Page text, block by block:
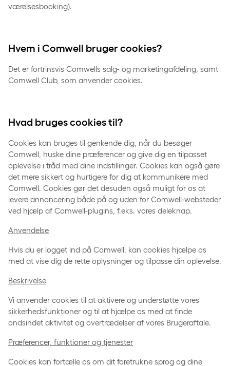
værelsesbooking).
Hvem i Comwell bruger cookies?
Det er fortrinsvis Comwells salg- og marketingafdeling, samt
Comwell Club, som anvender cookies.
Hvad bruges cookies til?
Cookies kan bruges til genkende dig, når du besøger
Comwell, huske dine præferencer og give dig en tilpasset
oplevelse i tråd med dine indstillinger. Cookies kan også gøre
det mere sikkert og hurtigere for dig at kommunikere med
Comwell. Cookies gør det desuden også muligt for os at
levere annoncering både på og uden for Comwell-websteder
ved hjælp af Comwell-plugins, f.eks. vores deleknap.
Anvendelse
Hvis du er logget ind på Comwell, kan cookies hjælpe os
med at vise dig de rette oplysninger og tilpasse din oplevelse.
Beskrivelse
Vi anvender cookies til at aktivere og understøtte vores
sikkerhedsfunktioner og til at hjælpe os med at finde
ondsindet aktivitet og overtrædelser af vores Brugeraftale.
Præferencer, funktioner og tjenester
Cookies kan fortælle os om dit foretrukne sprog og dine